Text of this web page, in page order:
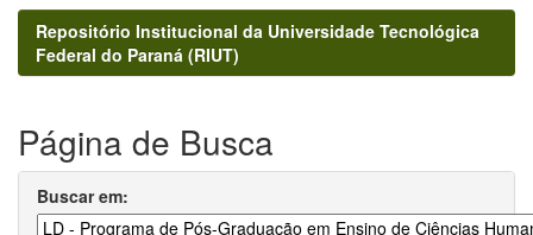
Repositório Institucional da Universidade Tecnológica
Federal do Paraná (RIUT)
Página de Busca
Buscar em: